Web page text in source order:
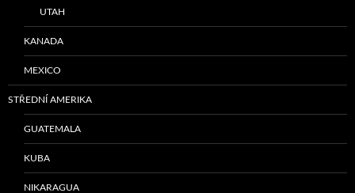
UTAH
KANADA
MEXICO
STŘEDNÍ AMERIKA
GUATEMALA
KUBA
NIKARAGUA